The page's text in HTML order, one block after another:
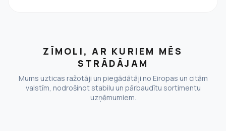
ZĪMOLI, AR KURIEM MĒS
STRĀDĀJAM
Mums uzticas ražotāji un piegādātāji no Eiropas un citām
valstīm, nodrošinot stabilu un pārbaudītu sortimentu
uzņēmumiem.